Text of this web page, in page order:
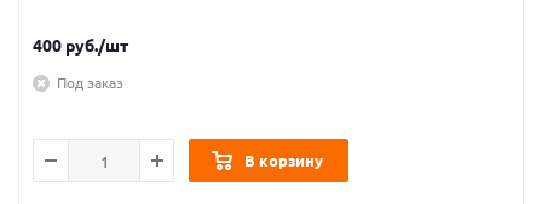
400 руб./шт
Под заказ
В корзину